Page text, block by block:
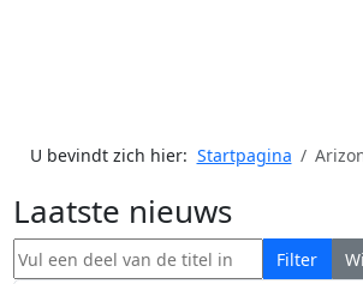
U bevindt zich hier: Startpagina
Laatste nieuws
Vul een deel van de titel in Filter